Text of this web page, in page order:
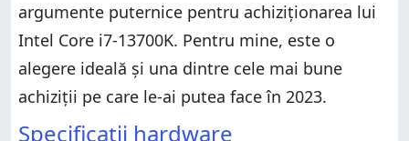
argumente puternice pentru achiziționarea lui
Intel Core i7-13700K. Pentru mine, este o
alegere ideală și una dintre cele mai bune
achiziții pe care le-ai putea face în 2023.
Specificații hardware